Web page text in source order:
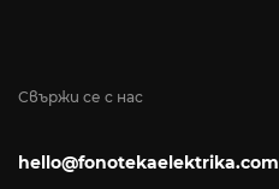
Свържи се с нас
hello@fonotekaelektrika.com